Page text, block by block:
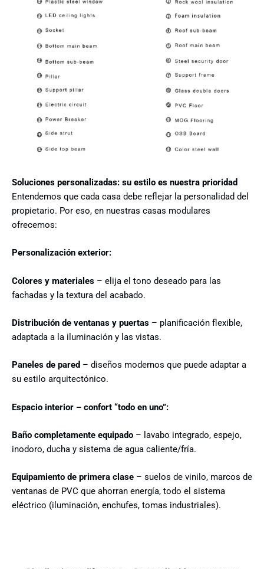
Soluciones personalizadas: su estilo es nuestra prioridad
Entendemos que cada casa debe reflejar la personalidad del
propietario. Por eso, en nuestras casas modulares
ofrecemos:
Personalización exterior:
Colores y materiales – elija el tono deseado para las
fachadas y la textura del acabado.
Distribución de ventanas y puertas – planificación flexible,
adaptada a la iluminación y las vistas.
Paneles de pared – diseños modernos que puede adaptar a
su estilo arquitectónico.
Espacio interior – confort “todo en uno”:
Baño completamente equipado – lavabo integrado, espejo,
inodoro, ducha y sistema de agua caliente/fría.
Equipamiento de primera clase – suelos de vinilo, marcos de
ventanas de PVC que ahorran energía, todo el sistema
eléctrico (iluminación, enchufes, tomas industriales).